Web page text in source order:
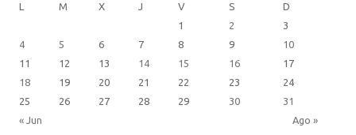
L
M X J V S D
« Jun Ago »
1 2
3
4
5 6 7 8 9
10
11
12 13 14 15 16
17
18
19 20 21 22 23
24
25
26 27 28 29 30 31